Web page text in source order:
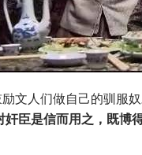
文人们做自己的驯服
奸臣是信而用之，既博